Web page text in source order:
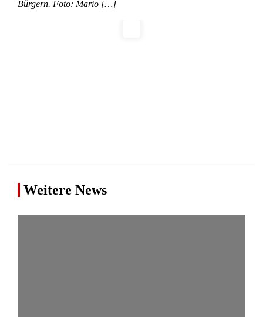
Bürgern. Foto: Mario […]
Weitere News